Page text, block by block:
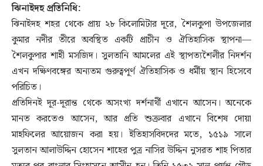
ঝিনাইদহ প্রতিনিধি:
ঝিনাইদহ শহর থেকে প্রায় ২৮ কিলোমিটার দূরে, শৈলকুপা উপজেলার
কুমার নদীর তীরে অবস্থিত একটি প্রাচীন ও ঐতিহাসিক স্থাপনা—
শৈলকুপার শাহী মসজিদ। সুলতানি আমলের এই স্থাপত্যশৈলীর নিদর্শন
এখন দক্ষিণবঙ্গের অন্যতম গুরুত্বপূর্ণ ঐতিহাসিক ও ধর্মীয় স্থান হিসেবে
পরিচিত।
প্রতিদিনই দূর-দূরান্ত থেকে অসংখ্য দর্শনার্থী এখানে আসেন। অনেকে
মানত করতেও আসেন, আর প্রতি শুক্রবার এখানে বিশেষ দোয়া
মাহফিলের আয়োজন করা হয়। ইতিহাসবিদদের মতে, ১৫১৯ সালে
সুলতান আলাউদ্দিন হোসেন শাহের পুত্র নাসির উদ্দিন নুসরত শাহ পিতার